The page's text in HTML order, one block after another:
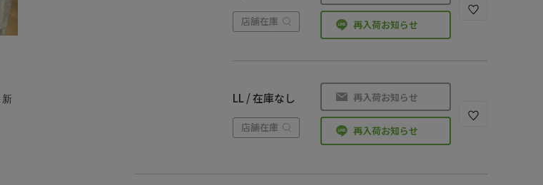
店舗在庫 再入荷お知らせ
LL / 在庫なし
店舗在庫
再入荷お知らせ
再入荷お知らせ